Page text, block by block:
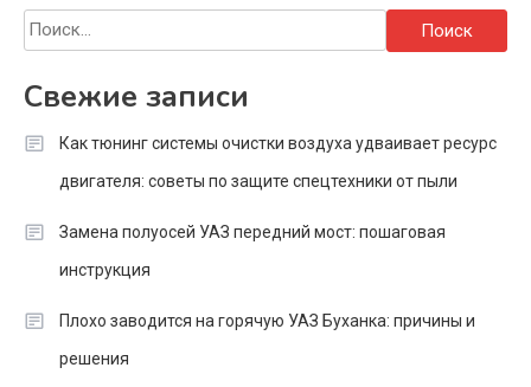
Найти:
Свежие записи
Как тюнинг системы очистки воздуха удваивает ресурс
двигателя: советы по защите спецтехники от пыли
Замена полуосей УАЗ передний мост: пошаговая
инструкция
Плохо заводится на горячую УАЗ Буханка: причины и
решения